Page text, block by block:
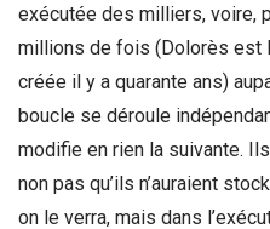
exécutée des milliers, voire,
millions de fois (Dolorès est
créée il y a quarante ans)
boucle se déroule
modifie en rien la suivante.
non pas qu’ils n’auraient
on le verra, mais dans